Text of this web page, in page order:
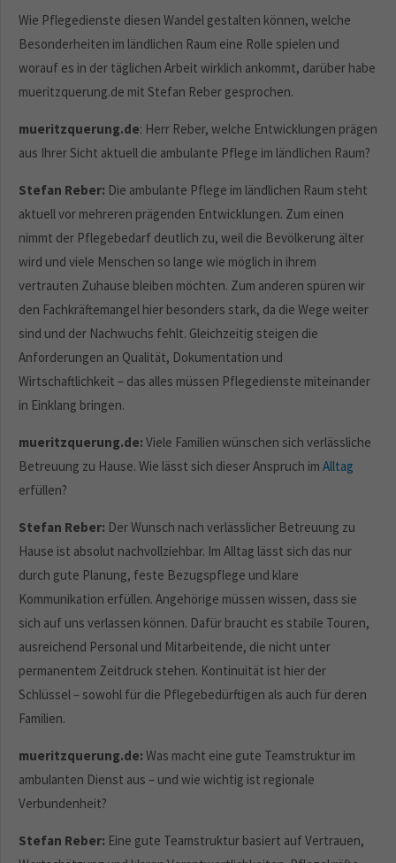
Wie Pflegedienste diesen Wandel gestalten können, welche
Besonderheiten im ländlichen Raum eine Rolle spielen und
worauf es in der täglichen Arbeit wirklich ankommt, darüber habe
mueritzquerung.de mit Stefan Reber gesprochen.
mueritzquerung.de: Herr Reber, welche Entwicklungen prägen
aus Ihrer Sicht aktuell die ambulante Pflege im ländlichen Raum?
Stefan Reber: Die ambulante Pflege im ländlichen Raum steht
aktuell vor mehreren prägenden Entwicklungen. Zum einen
nimmt der Pflegebedarf deutlich zu, weil die Bevölkerung älter
wird und viele Menschen so lange wie möglich in ihrem
vertrauten Zuhause bleiben möchten. Zum anderen spüren wir
den Fachkräftemangel hier besonders stark, da die Wege weiter
sind und der Nachwuchs fehlt. Gleichzeitig steigen die
Anforderungen an Qualität, Dokumentation und
Wirtschaftlichkeit – das alles müssen Pflegedienste miteinander
in Einklang bringen.
mueritzquerung.de: Viele Familien wünschen sich verlässliche
Betreuung zu Hause. Wie lässt sich dieser Anspruch im Alltag
erfüllen?
Stefan Reber: Der Wunsch nach verlässlicher Betreuung zu
Hause ist absolut nachvollziehbar. Im Alltag lässt sich das nur
durch gute Planung, feste Bezugspflege und klare
Kommunikation erfüllen. Angehörige müssen wissen, dass sie
sich auf uns verlassen können. Dafür braucht es stabile Touren,
ausreichend Personal und Mitarbeitende, die nicht unter
permanentem Zeitdruck stehen. Kontinuität ist hier der
Schlüssel – sowohl für die Pflegebedürftigen als auch für deren
Familien.
mueritzquerung.de: Was macht eine gute Teamstruktur im
ambulanten Dienst aus – und wie wichtig ist regionale
Verbundenheit?
Stefan Reber: Eine gute Teamstruktur basiert auf Vertrauen,